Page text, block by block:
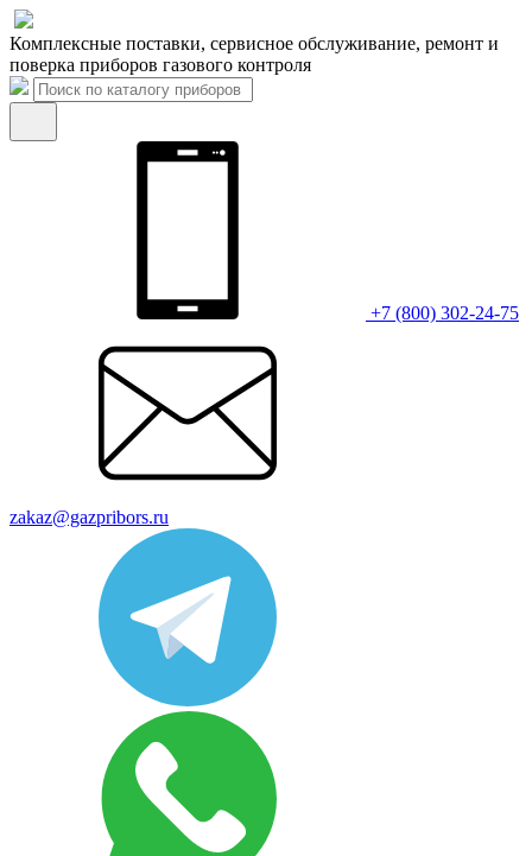
Комплексные поставки, сервисное обслуживание, ремонт и
поверка приборов газового контроля
+7 (800) 302-24-75
zakaz@gazpribors.ru